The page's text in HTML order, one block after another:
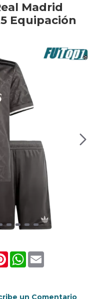
Madrid
Equipación
PinterestWhatsApp
Email
un Comentario